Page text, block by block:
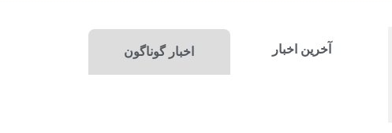
آخرین اخبار اخبار گوناگون